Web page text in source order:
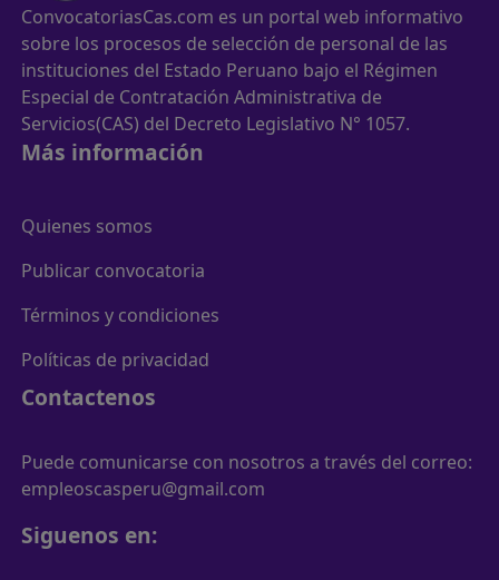
ConvocatoriasCas.com es un portal web informativo
sobre los procesos de selección de personal de las
instituciones del Estado Peruano bajo el Régimen
Especial de Contratación Administrativa de
Servicios(CAS) del Decreto Legislativo N° 1057.
Más información
Quienes somos
Publicar convocatoria
Términos y condiciones
Políticas de privacidad
Contactenos
Puede comunicarse con nosotros a través del correo:
empleoscasperu@gmail.com
Siguenos en: